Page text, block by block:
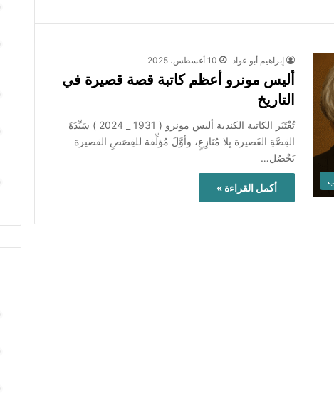
إبراهيم أبو عواد 10 أغسطس، 2025
أليس مونرو أعظم كاتبة قصة قصيرة في
التاريخ
تُعْتَبَر الكاتبة الكندية أليس مونرو ( 1931 _ 2024 ) سَيِّدَةَ
القِصَّةِ القَصيرة بِلا مُنَازِعٍ، وأوَّلَ مُؤلِّفة للقِصَصِ القصيرة
تَحْصُل…
أكمل القراءة »